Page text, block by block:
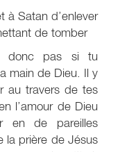
à Satan d’enlever
de tomber
donc pas si tu
main de Dieu. Il y
au travers de tes
l’amour de Dieu
en de pareilles
la prière de Jésus